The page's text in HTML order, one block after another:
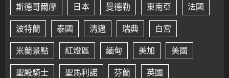
斯德哥爾摩
日本 曼德勒 東南亞
法國
波特蘭
泰國 清邁 瑞典
白宮
米蘭景點
紅燈區 緬甸 美加
美國
聖殿騎士
聖馬利諾 芬蘭
英國